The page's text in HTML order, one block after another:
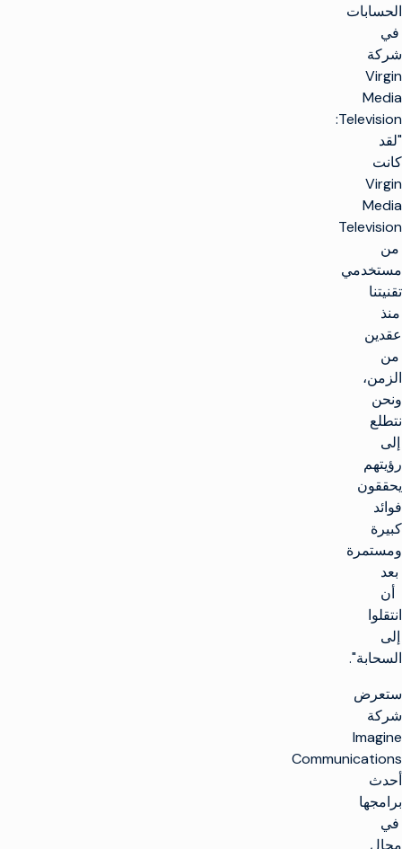
الحسابات
في
شركة
Virgin
Media
Television:
"لقد
كانت
Virgin
Media
Television
من
مستخدمي
تقنيتنا
منذ
عقدين
من
الزمن،
ونحن
نتطلع
إلى
رؤيتهم
يحققون
فوائد
كبيرة
ومستمرة
بعد
أن
انتقلوا
إلى
السحابة".
ستعرض
شركة
Imagine
Communications
أحدث
برامجها
في
مجال
العودة
الأعلى
صنع التلفاز
تعظيم البنية التحتية
للبث
إطلاق قنوات جديدة
صنع التلفاز
البنية التحتية للإنتاج